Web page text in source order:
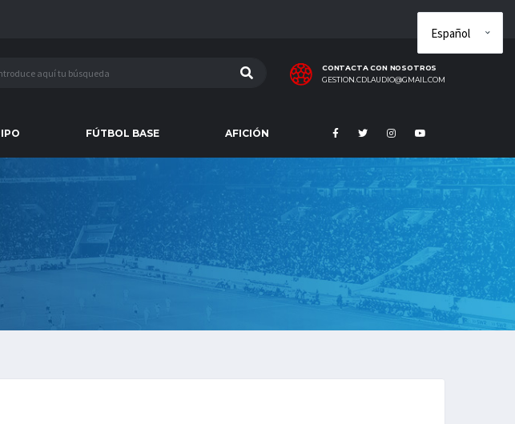
CONTACTA CON NOSOTROS
GESTION.CDLAUDIO@GMAIL.COM
FÚTBOL BASE AFICIÓN